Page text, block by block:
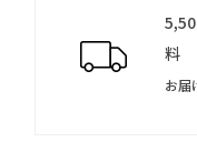
料
お届